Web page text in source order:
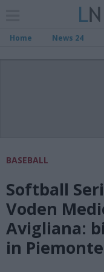
Home News 24
BASEBALL
Softball
Voden
Avigliana:
in Piemonte